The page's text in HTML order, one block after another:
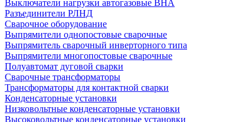
Выключатели нагрузки автогазовые ВНА
Разъединители РЛНД
Сварочное оборудование
Выпрямители однопостовые сварочные
Выпрямитель сварочный инверторного типа
Выпрямители многопостовые сварочные
Полуавтомат дуговой сварки
Сварочные трансформаторы
Трансформаторы для контактной сварки
Конденсаторные установки
Низковольтные конденсаторные установки
Высоковольтные конденсаторные установки